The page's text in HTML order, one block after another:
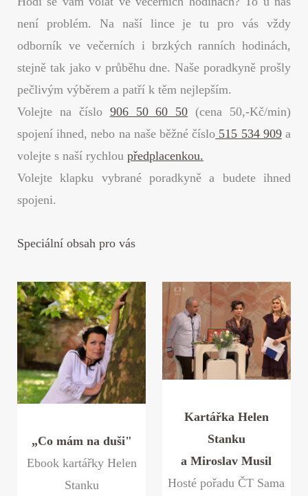
není problém. Na naší lince je tu pro vás vždy
odborník ve večerních i brzkých ranních hodinách,
stejně tak jako v průběhu dne. Naše poradkyně prošly
pečlivým výběrem a patří k těm nejlepším.
Volejte na číslo 906 50 60 50 (cena 50,-Kč/min)
spojení ihned, nebo na naše běžné číslo 515 534 909a
volejte s naší rychlou předplacenkou.
Volejte klapku vybrané poradkyně a budete ihned
spojeni.
Speciální obsah pro vás
„Co mám na duši"
Ebook kartářky Helen
Stanku
Kartářka Helen
Stanku
a Miroslav Musil
Hosté pořadu ČT Sama